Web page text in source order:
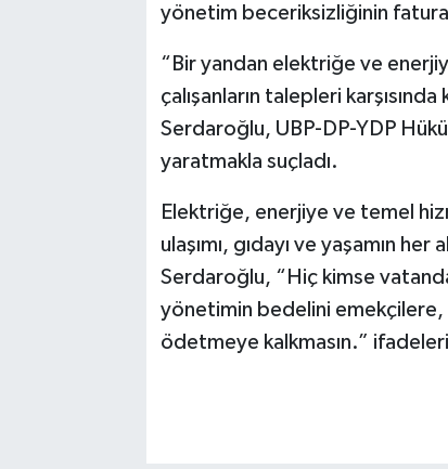
yönetim beceriksizliğinin
“Bir yandan elektriğe ve
çalışanların talepleri
Serdaroğlu, UBP-DP-YDP
yaratmakla suçladı.
Elektriğe, enerjiye ve temel
ulaşımı, gıdayı ve yaşamın
Serdaroğlu, “Hiç kimse
yönetimin bedelini emekçilere,
ödetmeye kalkmasın.”